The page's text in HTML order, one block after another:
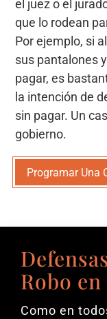
el juez o el
que lo rodean
Por ejemplo, si
sus pantalones
pagar, es
la intención de
sin pagar. Un
gobierno.
Programar Una
Robo
Como en